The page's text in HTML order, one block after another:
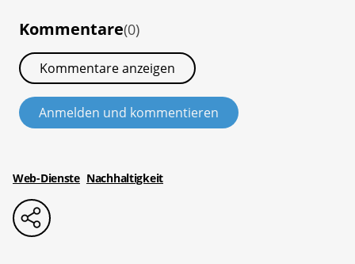
Kommentare(0)
Kommentare anzeigen
Anmelden und kommentieren
Web-Dienste Nachhaltigkeit